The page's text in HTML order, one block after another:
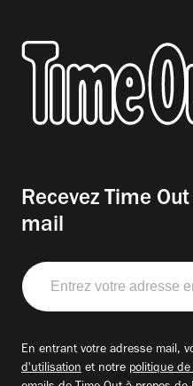
Recevez Time
mail
Entrez
votre
adresse
En entrant votre adresse mail,
d'utilisation et notre politique